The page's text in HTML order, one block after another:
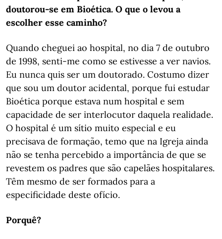
doutorou-se em Bioética. O que o levou a
escolher esse caminho?
Quando cheguei ao hospital, no dia 7 de outubro
de 1998, senti-me como se estivesse a ver navios.
Eu nunca quis ser um doutorado. Costumo dizer
que sou um doutor acidental, porque fui estudar
Bioética porque estava num hospital e sem
capacidade de ser interlocutor daquela realidade.
O hospital é um sítio muito especial e eu
precisava de formação, temo que na Igreja ainda
não se tenha percebido a importância de que se
revestem os padres que são capelães hospitalares.
Têm mesmo de ser formados para a
especificidade deste ofício.
Porquê?